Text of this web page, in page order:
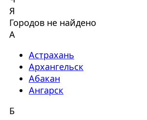
Я
Городов не найдено
А
Астрахань
Архангельск
Абакан
Ангарск
Б